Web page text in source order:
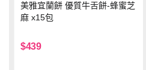
美雅宜蘭餅 優質牛舌餅-蜂蜜芝
麻 x15包
$439